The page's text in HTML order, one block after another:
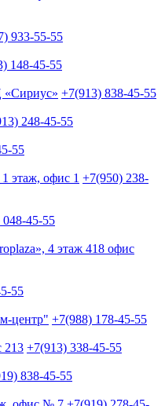
933-55-55
148-45-55
«Сириус» +7(913) 838-45-55
248-45-55
55
этаж, офис 1 +7(950) 238-
45-55
4 этаж 418 офис
55
центр" +7(988) 178-45-55
213 +7(913) 338-45-55
838-45-55